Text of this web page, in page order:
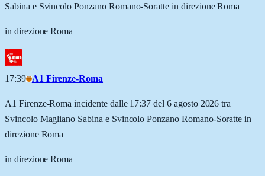
Sabina e Svincolo Ponzano Romano-Soratte in direzione Roma
in direzione Roma
17:39 A1 Firenze-Roma
A1 Firenze-Roma incidente dalle 17:37 del 6 agosto 2026 tra
Svincolo Magliano Sabina e Svincolo Ponzano Romano-Soratte in
direzione Roma
in direzione Roma